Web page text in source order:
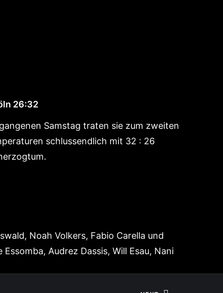
26:32
Samstag traten sie zum zweiten
schlussendlich mit 32 : 26
Noah Volkers, Fabio Carella und
Audrez Dassis, Will Esau, Nani